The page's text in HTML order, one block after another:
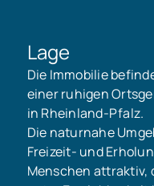
Lage
Die Immobilie
einer ruhigen
in Rheinland-Pfalz.
Die naturnahe
Freizeit- und
Menschen attraktiv,